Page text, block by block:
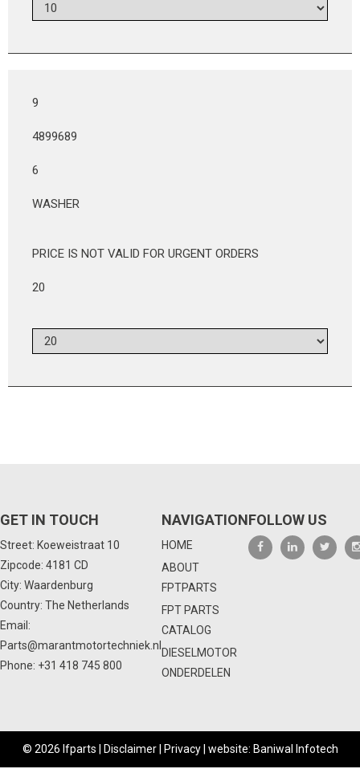
9
4899689
6
WASHER
PRICE IS NOT VALID FOR URGENT ORDERS
20
GET IN TOUCH
Street: Koeweistraat 10
Zipcode: 4181 CD
City: Waardenburg
Country: The Netherlands
Email:
Parts@marantmotortechniek.nl
Phone: +31 418 745 800
NAVIGATION
HOME
ABOUT
FPTPARTS
FPT PARTS
CATALOG
DIESELMOTOR
ONDERDELEN
FOLLOW US
© 2026 Ifparts | Disclaimer| Privacy| website: Baniwal Infotech